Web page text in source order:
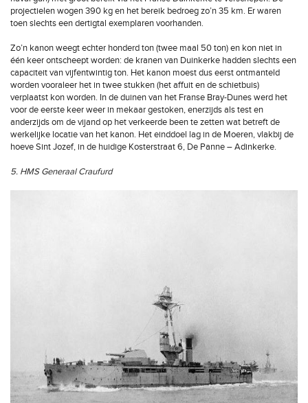
projectielen wogen 390 kg en het bereik bedroeg zo’n 35 km. Er waren
toen slechts een dertigtal exemplaren voorhanden.
Zo’n kanon weegt echter honderd ton (twee maal 50 ton) en kon niet in
één keer ontscheept worden: de kranen van Duinkerke hadden slechts een
capaciteit van vijfentwintig ton. Het kanon moest dus eerst ontmanteld
worden vooraleer het in twee stukken (het affuit en de schietbuis)
verplaatst kon worden. In de duinen van het Franse Bray-Dunes werd het
voor de eerste keer weer in mekaar gestoken, enerzijds als test en
anderzijds om de vijand op het verkeerde been te zetten wat betreft de
werkelijke locatie van het kanon. Het einddoel lag in de Moeren, vlakbij de
hoeve Sint Jozef, in de huidige Kosterstraat 6, De Panne – Adinkerke.
5. HMS Generaal Craufurd